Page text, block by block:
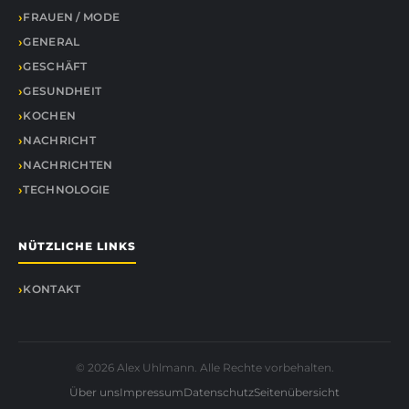
FRAUEN / MODE
GENERAL
GESCHÄFT
GESUNDHEIT
KOCHEN
NACHRICHT
NACHRICHTEN
TECHNOLOGIE
NÜTZLICHE LINKS
KONTAKT
© 2026 Alex Uhlmann. Alle Rechte vorbehalten.
Über unsImpressumDatenschutzSeitenübersicht